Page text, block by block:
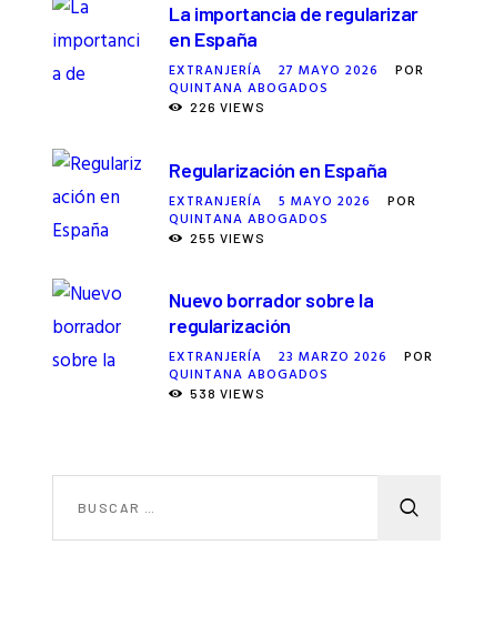
La importancia de regularizar
en España
EXTRANJERÍA 27 MAYO 2026
POR
QUINTANA ABOGADOS
226 VIEWS
Regularización en España
EXTRANJERÍA 5 MAYO 2026
POR
QUINTANA ABOGADOS
255 VIEWS
Nuevo borrador sobre la
regularización
EXTRANJERÍA 23 MARZO 2026
POR
QUINTANA ABOGADOS
538 VIEWS